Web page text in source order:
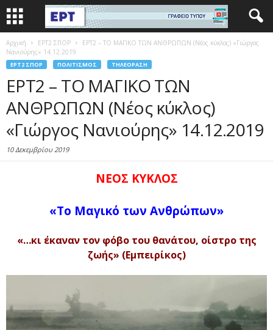
Αρχική EΡΤ2 ΣΠΟΡ
ΕΡΤ2 – ΤΟ ΜΑΓΙΚΟ ΤΩΝ ΑΝΘΡΩΠΩΝ (Νέος κύκλος) «Γιώργος
Νανιούρης» 14.12.2019
EΡΤ2 ΣΠΟΡ ΠΟΛΙΤΙΣΜΌΣ ΤΗΛΕΌΡΑΣΗ
ΕΡΤ2 – ΤΟ ΜΑΓΙΚΟ ΤΩΝ
ΑΝΘΡΩΠΩΝ (Νέος κύκλος)
«Γιώργος Νανιούρης» 14.12.2019
10 Δεκεμβρίου 2019
ΝΕΟΣ ΚΥΚΛΟΣ
«Το Μαγικό των Ανθρώπων»
«…κι έκαναν τον φόβο του θανάτου, οίστρο της
ζωής» (Εμπειρίκος)